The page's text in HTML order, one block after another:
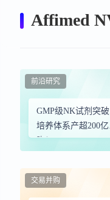
Affimed
GMP级NK试剂突
培养体系产超200亿
胞！
前沿研究
交易并购